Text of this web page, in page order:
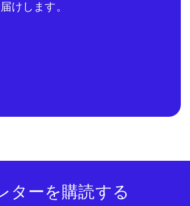
けします。
ターを購読する